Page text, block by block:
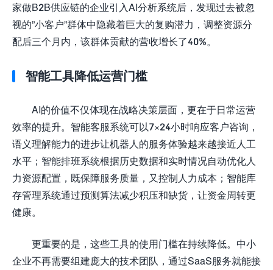
家做B2B供应链的企业引入AI分析系统后，发现过去被忽
视的”小客户”群体中隐藏着巨大的复购潜力，调整资源分
配后三个月内，该群体贡献的营收增长了40%。
智能工具降低运营门槛
AI的价值不仅体现在战略决策层面，更在于日常运营
效率的提升。智能客服系统可以7×24小时响应客户咨询，
语义理解能力的进步让机器人的服务体验越来越接近人工
水平；智能排班系统根据历史数据和实时情况自动优化人
力资源配置，既保障服务质量，又控制人力成本；智能库
存管理系统通过预测算法减少积压和缺货，让资金周转更
健康。
更重要的是，这些工具的使用门槛在持续降低。中小
企业不再需要组建庞大的技术团队，通过SaaS服务就能接